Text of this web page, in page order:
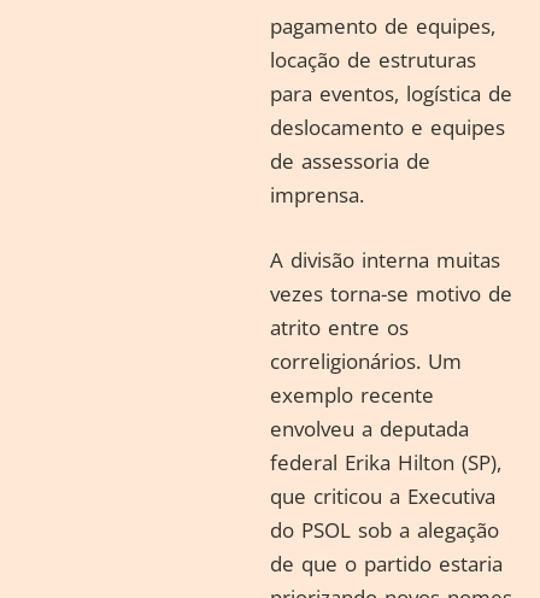
pagamento de equipes,
locação de estruturas
para eventos, logística de
deslocamento e equipes
de assessoria de
imprensa.
A divisão interna muitas
vezes torna-se motivo de
atrito entre os
correligionários. Um
exemplo recente
envolveu a deputada
federal Erika Hilton (SP),
que criticou a Executiva
do PSOL sob a alegação
de que o partido estaria